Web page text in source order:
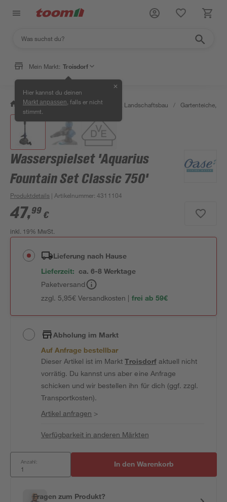
Mein Markt: Troisdorf
Hier kannst du deinen
Markt anpassen , falls er nicht
stimmt.
✕
/ Garten & Freizeit / Gartenbau & Landschaftsbau / Gartenteiche,
Wasserspielset 'Aquarius
Fountain Set Classic 750'
Produktdetails | Artikelnummer:4311104
47,99 €
inkl. 19% MwSt.
Lieferung nach Hause
Lieferzeit: ca. 6-8 Werktage
Paketversand
zzgl. 5,95€ Versandkosten | frei ab 59€
Abholung im Markt
Auf Anfrage bestellbar
Dieser Artikel ist im MarktTroisdorfaktuell nicht
vorrätig. Du kannst uns aber eine Anfrage
schicken und wir bestellen ihn für dich (ggf. zzgl.
Transportkosten).
Artikel anfragen >
Verfügbarkeit in anderen Märkten
Anzahl: In den Warenkorb
Fragen zum Produkt?